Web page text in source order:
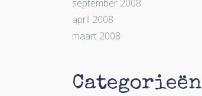
september 2008
april 2008
maart 2008
Categorieën